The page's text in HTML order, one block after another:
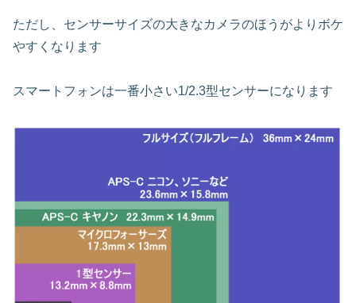
ただし、センサーサイズの大きなカメラのほうがよりボケ
やすくなります
スマートフォンは一番小さい1/2.3型センサーになります